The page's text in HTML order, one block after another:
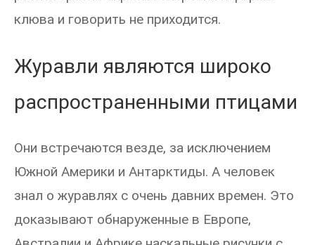
клюва и говорить не приходится.
Журавли являются широко
распространенными птицами
Они встречаются везде, за исключением
Южной Америки и Антарктиды. А человек
знал о журавлях с очень давних времен. Это
доказывают обнаруженные в Европе,